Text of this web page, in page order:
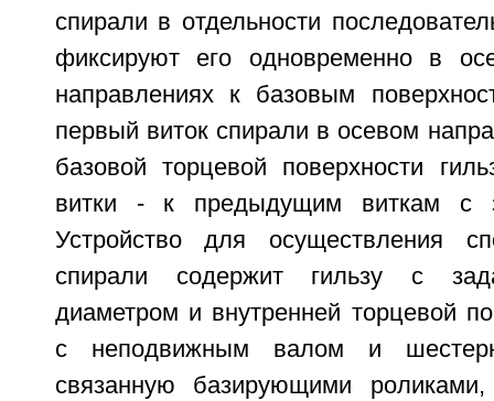
спирали в отдельности
фиксируют его одновременно в
направлениях к базовым
первый виток спирали в осевом
базовой торцевой поверхности
витки - к предыдущим виткам с
Устройство для осуществления
спирали содержит гильзу с
диаметром и внутренней торцевой
с неподвижным валом и
связанную базирующими